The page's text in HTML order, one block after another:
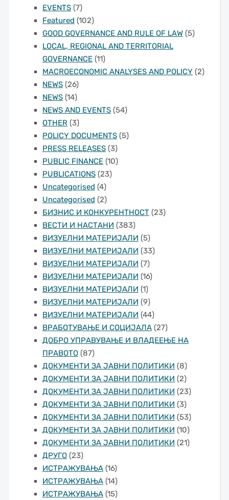
EVENTS(7)
Featured (102)
GOOD GOVERNANCE AND RULE OF LAW(5)
LOCAL, REGIONAL AND TERRITORIAL
GOVERNANCE(11)
MACROECONOMIC ANALYSES AND POLICY (2)
NEWS(26)
NEWS(14)
NEWS AND EVENTS(54)
OTHER (3)
POLICY DOCUMENTS(5)
PRESS RELEASES(3)
PUBLIC FINANCE(10)
PUBLICATIONS(23)
Uncategorised (4)
Uncategorised (2)
БИЗНИС И КОНКУРЕНТНОСТ(23)
ВЕСТИ И НАСТАНИ (383)
ВИЗУЕЛНИ МАТЕРИЈАЛИ (5)
ВИЗУЕЛНИ МАТЕРИЈАЛИ (33)
ВИЗУЕЛНИ МАТЕРИЈАЛИ (7)
ВИЗУЕЛНИ МАТЕРИЈАЛИ (16)
ВИЗУЕЛНИ МАТЕРИЈАЛИ (1)
ВИЗУЕЛНИ МАТЕРИЈАЛИ (9)
ВИЗУЕЛНИ МАТЕРИЈАЛИ (44)
ВРАБОТУВАЊЕ И СОЦИЈАЛА(27)
ДОБРО УПРАВУВАЊЕ И ВЛАДЕЕЊЕ НА
ПРАВОТО(87)
ДОКУМЕНТИ ЗА ЈАВНИ ПОЛИТИКИ (8)
ДОКУМЕНТИ ЗА ЈАВНИ ПОЛИТИКИ (2)
ДОКУМЕНТИ ЗА ЈАВНИ ПОЛИТИКИ (23)
ДОКУМЕНТИ ЗА ЈАВНИ ПОЛИТИКИ (3)
ДОКУМЕНТИ ЗА ЈАВНИ ПОЛИТИКИ (53)
ДОКУМЕНТИ ЗА ЈАВНИ ПОЛИТИКИ (10)
ДОКУМЕНТИ ЗА ЈАВНИ ПОЛИТИКИ (21)
ДРУГО(23)
ИСТРАЖУВАЊА(16)
ИСТРАЖУВАЊА(14)
ИСТРАЖУВАЊА(15)